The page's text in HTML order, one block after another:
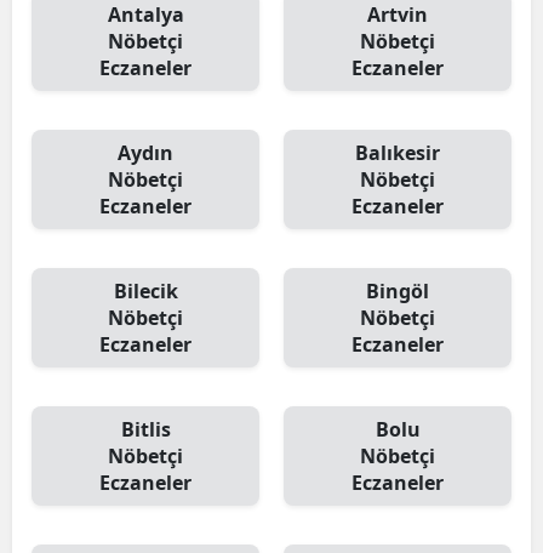
Antalya
Nöbetçi
Eczaneler
Artvin
Nöbetçi
Eczaneler
Aydın
Nöbetçi
Eczaneler
Balıkesir
Nöbetçi
Eczaneler
Bilecik
Nöbetçi
Eczaneler
Bingöl
Nöbetçi
Eczaneler
Bitlis
Nöbetçi
Eczaneler
Bolu
Nöbetçi
Eczaneler